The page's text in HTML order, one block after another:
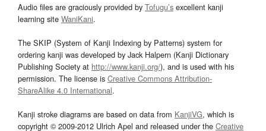
Audio files are graciously provided by Tofugu’s excellent kanji
learning site WaniKani.
The SKIP (System of Kanji Indexing by Patterns) system for
ordering kanji was developed by Jack Halpern (Kanji Dictionary
Publishing Society at http://www.kanji.org/), and is used with his
permission. The license is Creative Commons Attribution-
ShareAlike 4.0 International.
Kanji stroke diagrams are based on data from KanjiVG, which is
copyright © 2009-2012 Ulrich Apel and released under the Creative